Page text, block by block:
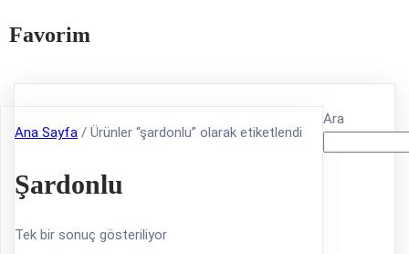
Favorim
Ana Sayfa / Ürünler “şardonlu” olarak etiketlendi
Şardonlu
Tek bir sonuç gösteriliyor
Ara